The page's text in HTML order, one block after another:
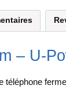
– U-
téléphone